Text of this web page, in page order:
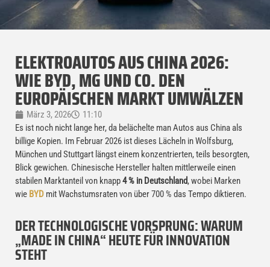
ELEKTROAUTOS AUS CHINA 2026:
WIE BYD, MG UND CO. DEN
EUROPÄISCHEN MARKT UMWÄLZEN
März 3, 2026
11:10
Es ist noch nicht lange her, da belächelte man Autos aus China als
billige Kopien. Im Februar 2026 ist dieses Lächeln in Wolfsburg,
München und Stuttgart längst einem konzentrierten, teils besorgten,
Blick gewichen. Chinesische Hersteller halten mittlerweile einen
stabilen Marktanteil von knapp4 % in Deutschland, wobei Marken
wie BYD mit Wachstumsraten von über 700 % das Tempo diktieren.
DER TECHNOLOGISCHE VORSPRUNG: WARUM
„MADE IN CHINA“ HEUTE FÜR INNOVATION
STEHT